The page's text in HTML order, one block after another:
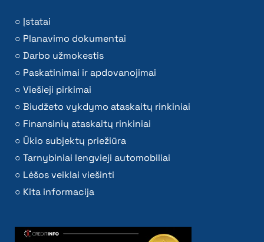
Įstatai
Planavimo dokumentai
Darbo užmokestis
Paskatinimai ir apdovanojimai
Viešieji pirkimai
Biudžeto vykdymo ataskaitų rinkiniai
Finansinių ataskaitų rinkiniai
Ūkio subjektų priežiūra
Tarnybiniai lengvieji automobiliai
Lėšos veiklai viešinti
Kita informacija